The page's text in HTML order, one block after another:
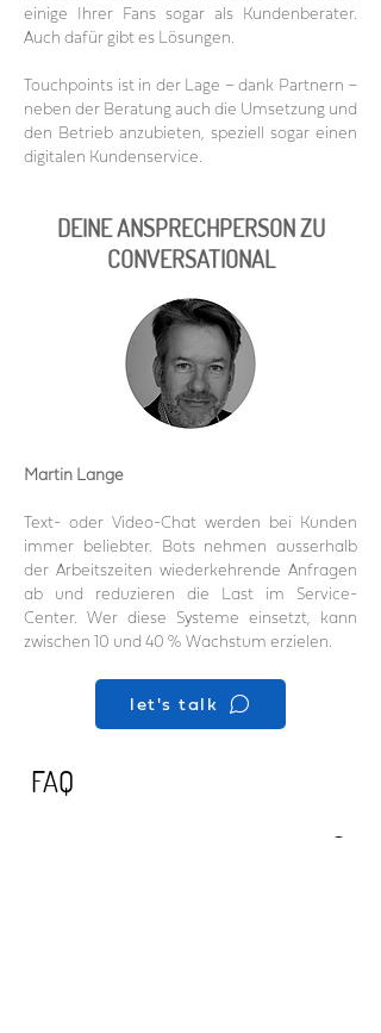
einige Ihrer Fans sogar als Kundenberater.
Auch dafür gibt es Lösungen.
Touchpoints ist in der Lage – dank Partnern –
neben der Beratung auch die Umsetzung und
den Betrieb anzubieten, speziell sogar einen
digitalen Kundenservice.
DEINE ANSPRECHPERSON ZU
CONVERSATIONAL
Martin Lange
Text- oder Video-Chat werden bei Kunden
immer beliebter. Bots nehmen ausserhalb
der Arbeitszeiten wiederkehrende Anfragen
ab und reduzieren die Last im Service-
Center. Wer diese Systeme einsetzt, kann
zwischen 10 und 40 % Wachstum erzielen.
let's talk
FAQ